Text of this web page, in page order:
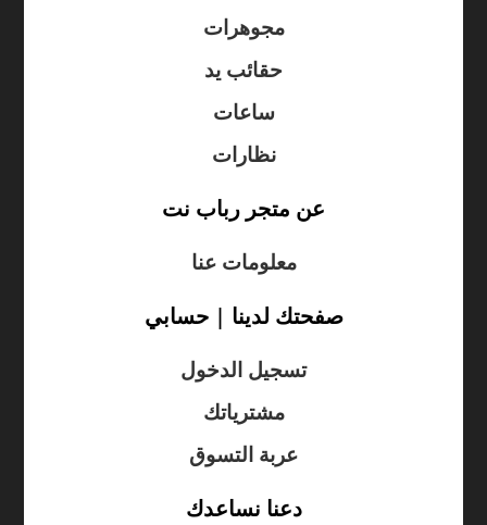
مجوهرات
حقائب يد
ساعات
نظارات
عن متجر رباب نت
معلومات عنا
صفحتك لدينا | حسابي
تسجيل الدخول
مشترياتك
عربة التسوق
دعنا نساعدك